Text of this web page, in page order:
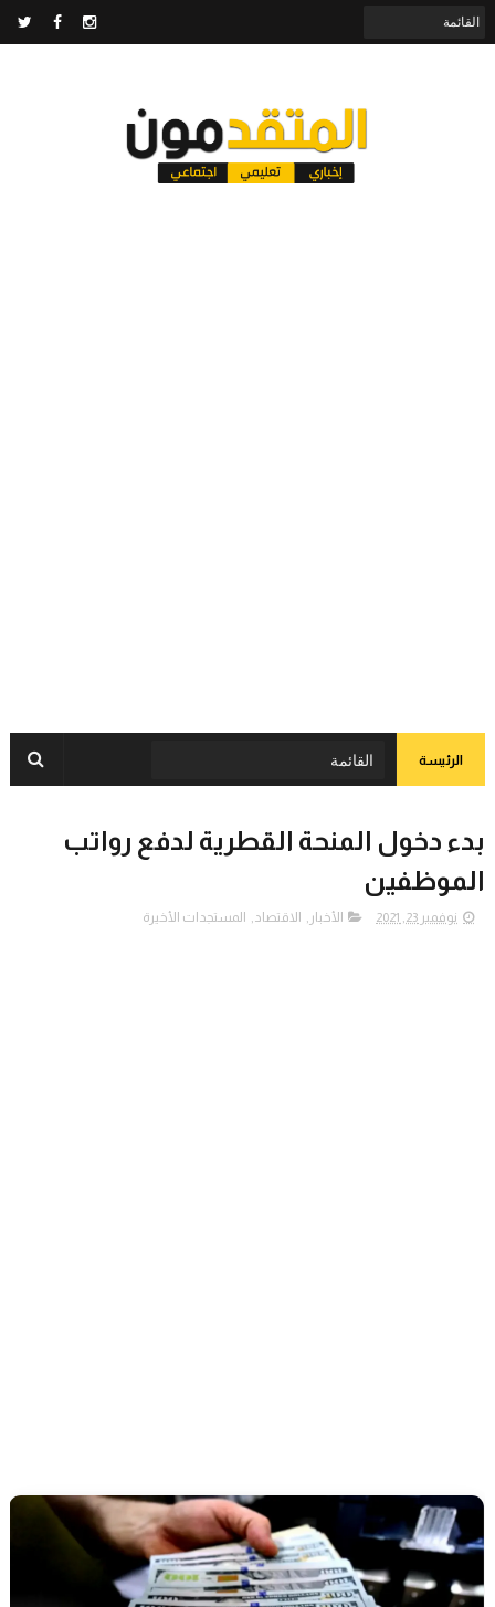
الرئيسة
بدء دخول المنحة القطرية لدفع رواتب
الموظفين
نوفمبر 23, 2021 الأخبار , الاقتصاد, المستجدات الأخيرة